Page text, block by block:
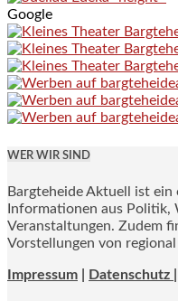
Google
WER WIR SIND
Bargteheide Aktuell ist
Informationen aus
Veranstaltungen. Zudem
Vorstellungen von regional
Impressum Datenschutz |